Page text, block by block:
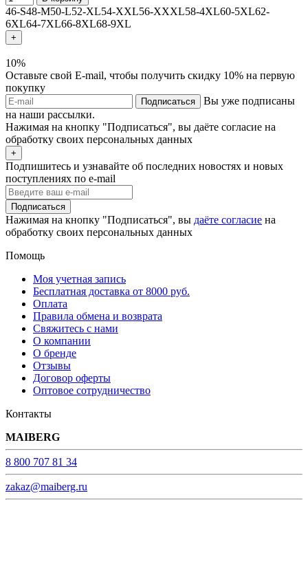
46-S48-M50-L52-XL54-XXL56-XXXL58-4XL60-5XL62-
6XL64-7XL66-8XL68-9XL
+
10%
Оставьте свой E-mail, чтобы получить скидку 10% на первую
покупку
Подписаться
Вы уже подписаны
на наши рассылки.
Нажимая на кнопку "Подписаться", вы даёте согласие на
обработку своих персональных данных
+
Подпишитесь и узнавайте об последних новостях и новых
поступлениях по e-mail
Подписаться
Нажимая на кнопку "Подписаться", вы даёте согласие на
обработку своих персональных данных
Помощь
Моя учетная запись
Бесплатная доставка от 8000 руб.
Оплата
Правила обмена и возврата
Свяжитесь с нами
О компании
О бренде
Отзывы
Договор оферты
Оптовое сотрудничество
Контакты
MAIBERG
8 800 707 81 34
zakaz@maiberg.ru